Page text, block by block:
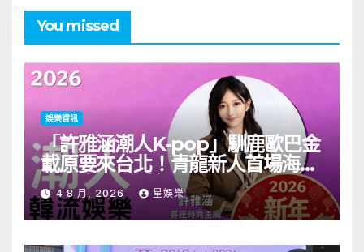
You missed
娛樂資訊
「許雅涵潮人K-pop」馴鹿歐巴金
載原要來台北！青龍新人首場海外
見面會8/9開搶
4 8 月, 2026 星娛樂